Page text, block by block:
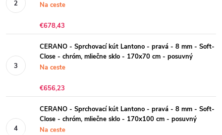
Na ceste
€678,43
CERANO - Sprchovací kút Lantono - pravá - 8 mm - Soft-
Close - chróm, mliečne sklo - 170x70 cm - posuvný
Na ceste
€656,23
CERANO - Sprchovací kút Lantono - pravá - 8 mm - Soft-
Close - chróm, mliečne sklo - 170x100 cm - posuvný
Na ceste